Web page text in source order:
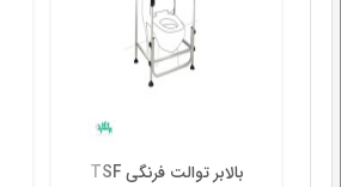
بالابر توالت فرنگی TSF